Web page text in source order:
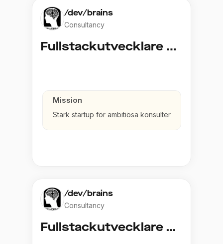
/dev/brains
Consultancy
Fullstackutvecklare C#
Mission
Stark startup för ambitiösa konsulter
/dev/brains
Consultancy
Fullstackutvecklare Java